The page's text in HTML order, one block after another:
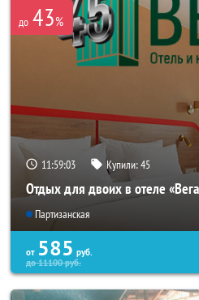
до 43%
11:59:01 Купили:45
Отдых для двоих в отеле
Партизанская
от 585 руб.
до11100руб.